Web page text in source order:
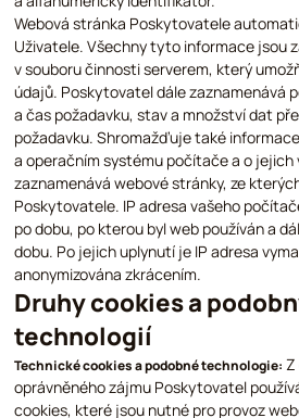
Webová stránka Poskytovatele
Uživatele. Všechny tyto informace jsou
v souboru činnosti serverem, který
údajů. Poskytovatel dále zaznamenává
a čas požadavku, stav a množství dat
požadavku. Shromažďuje také
a operačním systému počítače a o jejich
zaznamenává webové stránky, ze
Poskytovatele. IP adresa vašeho
po dobu, po kterou byl web používán a
dobu. Po jejich uplynutí je IP adresa
anonymizována zkrácením.
Druhy cookies a
technologií
Technické cookies a podobné technologie: Z
oprávněného zájmu Poskytovatel
cookies, které jsou nutné pro provoz